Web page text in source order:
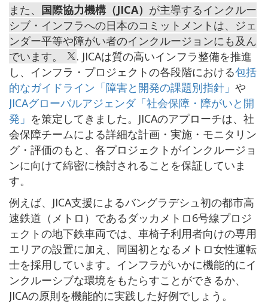
また、 国際協力機構（JICA） が主導するインクルー
シブ・インフラへの日本のコミットメントは、ジェ
ンダー平等や障がい者のインクルージョンにも及ん
でいます。
. JICAは質の高いインフラ整備を推進
し、インフラ・プロジェクトの各段階における包括
的なガイドライン「障害と開発の課題別指針」 や
JICAグローバルアジェンダ「社会保障・障がいと開
発」 を策定してきました。JICAのアプローチは、社
会保障チームによる詳細な計画・実施・モニタリン
グ・評価のもと、各プロジェクトがインクルージョ
ンに向けて綿密に検討されることを保証していま
す。
例えば、JICA支援によるバングラデシュ初の都市高
速鉄道（メトロ）であるダッカメトロ6号線プロジ
ェクトの地下鉄車両では、車椅子利用者向けの専用
エリアの設置に加え、同国初となるメトロ女性運転
士を採用しています。インフラがいかに機能的にイ
ンクルーシブな環境をもたらすことができるか、
JICAの原則を機能的に実践した好例でしょう。